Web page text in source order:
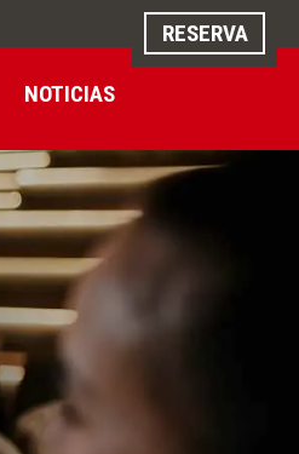
RESERVA
NOTICIAS